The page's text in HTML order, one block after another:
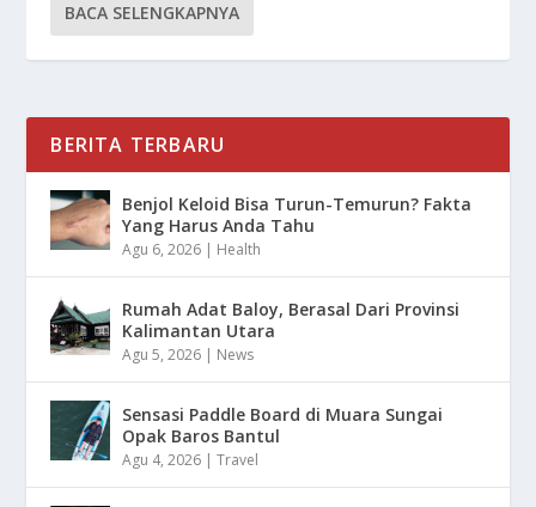
BACA SELENGKAPNYA
BERITA TERBARU
Benjol Keloid Bisa Turun-Temurun? Fakta
Yang Harus Anda Tahu
Agu 6, 2026 | Health
Rumah Adat Baloy, Berasal Dari Provinsi
Kalimantan Utara
Agu 5, 2026 | News
Sensasi Paddle Board di Muara Sungai
Opak Baros Bantul
Agu 4, 2026 |Travel